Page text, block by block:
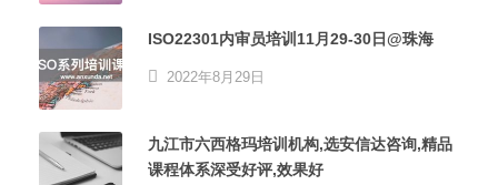
ISO22301内审员培训11月29-30日@珠海
2022年8月29日
九江市六西格玛培训机构,选安信达咨询,精品
课程体系深受好评,效果好